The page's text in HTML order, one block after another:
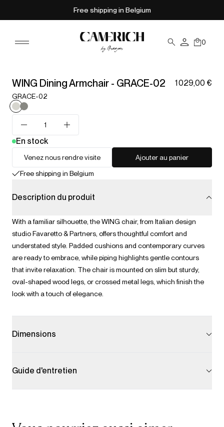
Free shipping in Belgium
0
WING Dining Armchair - GRACE-02 1 029,00 €
GRACE-02
En stock
Venez nous rendre visite
Ajouter au panier
Free shipping in Belgium
Description du produit
With a familiar silhouette, the WING chair, from Italian design
studio Favaretto & Partners, offers thoughtful comfort and
understated style. Padded cushions and contemporary curves
are ready to embrace, while piping highlights gentle contours
that invite relaxation. The chair is mounted on slim but sturdy,
oval-shaped wood legs, or crossed metal legs, which finish the
look with a touch of elegance.
Dimensions
Guide d'entretien